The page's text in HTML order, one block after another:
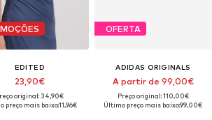
EDITED
23,90€
original: 34,90€
preço mais baixo:11,96€
OFERTA
ADIDAS ORIGINALS
A partir de 99,00€
Preço original: 110,00€
Último preço mais baixo:99,00€